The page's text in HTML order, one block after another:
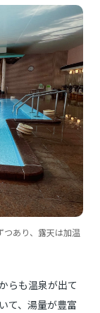
つあり、露天は加温
らも温泉が出て
て、湯量が豊富